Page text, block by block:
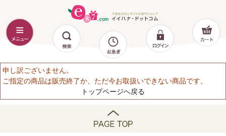
申し訳ございません。
ご指定の商品は販売終了か、ただ今お取扱いできない商品です。
トップページへ戻る